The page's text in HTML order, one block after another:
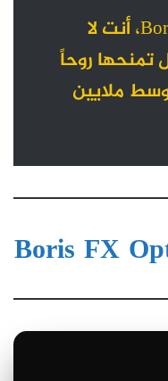
“مع Boris FX Optics 2026، أنت لا
روحاً
ملايين